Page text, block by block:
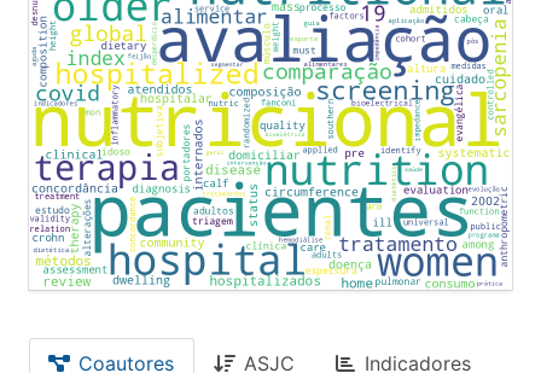
Coautores ASJC Indicadores